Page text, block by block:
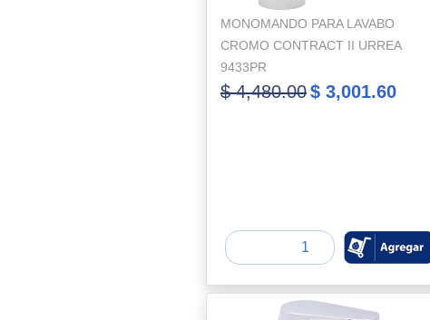
MONOMANDO PARA LAVABO
CROMO CONTRACT II URREA
9433PR
$ 4,480.00$ 3,001.60